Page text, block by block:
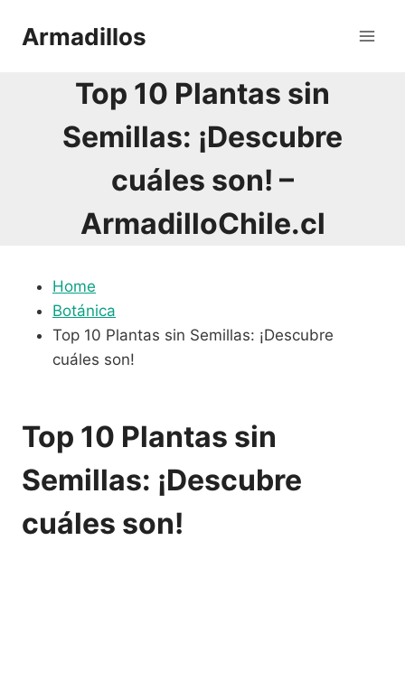
Armadillos
Top 10 Plantas sin
Semillas: ¡Descubre
cuáles son! –
ArmadilloChile.cl
Home
Botánica
Top 10 Plantas sin Semillas: ¡Descubre
cuáles son!
Top 10 Plantas sin
Semillas: ¡Descubre
cuáles son!